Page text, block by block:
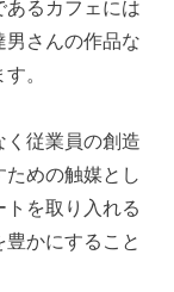
あるカフェには
男さんの作品な
。
く従業員の創造
めの触媒とし
を取り入れる
かにすること